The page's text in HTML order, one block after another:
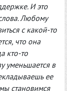
И это
Любому
с какой-то
что она
кто-то
уменьшается в
ее
становимся